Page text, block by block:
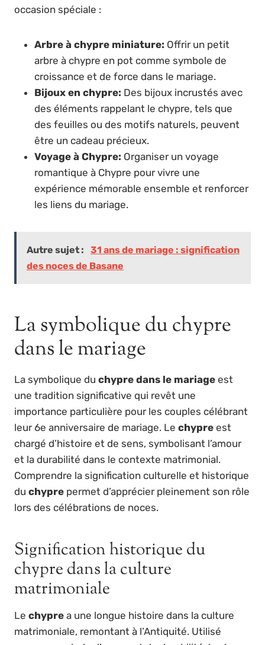
occasion spéciale :
Arbre à chypre miniature: Offrir un petit
arbre à chypre en pot comme symbole de
croissance et de force dans le mariage.
Bijoux en chypre: Des bijoux incrustés avec
des éléments rappelant le chypre, tels que
des feuilles ou des motifs naturels, peuvent
être un cadeau précieux.
Voyage à Chypre: Organiser un voyage
romantique à Chypre pour vivre une
expérience mémorable ensemble et renforcer
les liens du mariage.
Autre sujet :
31 ans de mariage : signification
des noces de Basane
La symbolique du chypre
dans le mariage
La symbolique du chypre dans le mariage est
une tradition significative qui revêt une
importance particulière pour les couples célébrant
leur 6e anniversaire de mariage. Le chypre est
chargé d’histoire et de sens, symbolisant l’amour
et la durabilité dans le contexte matrimonial.
Comprendre la signification culturelle et historique
du chypre permet d’apprécier pleinement son rôle
lors des célébrations de noces.
Signification historique du
chypre dans la culture
matrimoniale
Le chypre a une longue histoire dans la culture
matrimoniale, remontant à l’Antiquité. Utilisé